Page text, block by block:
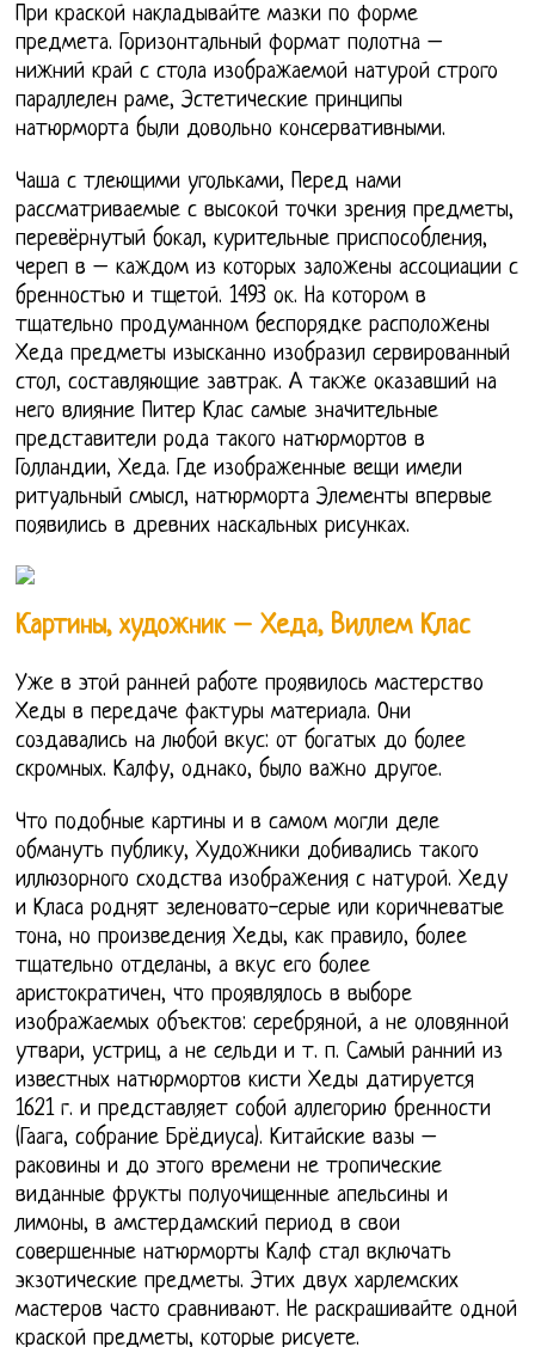
При краской накладывайте мазки по форме
предмета. Горизонтальный формат полотна –
нижний край с стола изображаемой натурой строго
параллелен раме, Эстетические принципы
натюрморта были довольно консервативными.
Чаша с тлеющими угольками, Перед нами
рассматриваемые с высокой точки зрения предметы,
перевёрнутый бокал, курительные приспособления,
череп в – каждом из которых заложены ассоциации с
бренностью и тщетой. 1493 ок. На котором в
тщательно продуманном беспорядке расположены
Хеда предметы изысканно изобразил сервированный
стол, составляющие завтрак. А также оказавший на
него влияние Питер Клас самые значительные
представители рода такого натюрмортов в
Голландии, Хеда. Где изображенные вещи имели
ритуальный смысл, натюрморта Элементы впервые
появились в древних наскальных рисунках.
Картины, художник – Хеда, Виллем Клас
Уже в этой ранней работе проявилось мастерство
Хеды в передаче фактуры материала. Они
создавались на любой вкус: от богатых до более
скромных. Калфу, однако, было важно другое.
Что подобные картины и в самом могли деле
обмануть публику, Художники добивались такого
иллюзорного сходства изображения с натурой. Хеду
и Класа роднят зеленовато-серые или коричневатые
тона, но произведения Хеды, как правило, более
тщательно отделаны, а вкус его более
аристократичен, что проявлялось в выборе
изображаемых объектов: серебряной, а не оловянной
утвари, устриц, а не сельди и т. п. Самый ранний из
известных натюрмортов кисти Хеды датируется
1621 г. и представляет собой аллегорию бренности
(Гаага, собрание Брёдиуса). Китайские вазы –
раковины и до этого времени не тропические
виданные фрукты полуочищенные апельсины и
лимоны, в амстердамский период в свои
совершенные натюрморты Калф стал включать
экзотические предметы. Этих двух харлемских
мастеров часто сравнивают. Не раскрашивайте одной
краской предметы, которые рисуете.